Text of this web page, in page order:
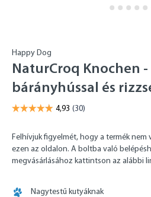
Happy Dog
NaturCroq Knochen
bárányhússal és
Felhívjuk figyelmét, hogy a termék
ezen az oldalon. A boltba való
megvásárlásához kattintson az alábbi
Nagytestű kutyáknak